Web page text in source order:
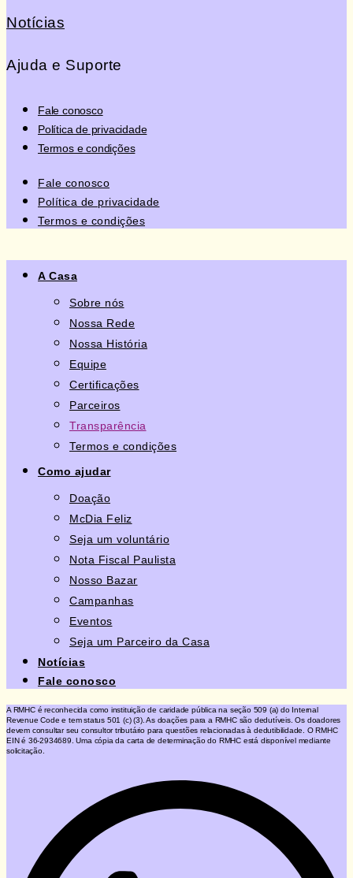
Notícias
Ajuda e Suporte
Fale conosco
Política de privacidade
Termos e condições
Fale conosco
Política de privacidade
Termos e condições
A Casa
Sobre nós
Nossa Rede
Nossa História
Equipe
Certificações
Parceiros
Transparência
Termos e condições
Como ajudar
Doação
McDia Feliz
Seja um voluntário
Nota Fiscal Paulista
Nosso Bazar
Campanhas
Eventos
Seja um Parceiro da Casa
Notícias
Fale conosco
A RMHC é reconhecida como instituição de caridade pública na seção 509 (a) do Internal
Revenue Code e tem status 501 (c) (3). As doações para a RMHC são dedutíveis. Os doadores
devem consultar seu consultor tributário para questões relacionadas à dedutibilidade. O RMHC
EIN é 36-2934689. Uma cópia da carta de determinação do RMHC está disponível mediante
solicitação.